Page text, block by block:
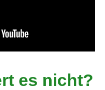
es nicht?